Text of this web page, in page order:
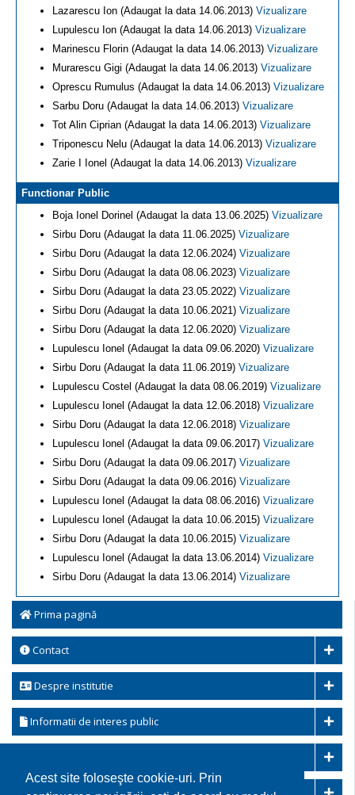
Acest site foloseşte cookie-uri. Prin
Prima pagină
Contact
Despre institutie
Informatii de interes public
Lazarescu Ion (Adaugat la data 14.06.2013) Vizualizare
Lupulescu Ion (Adaugat la data 14.06.2013) Vizualizare
Marinescu Florin (Adaugat la data 14.06.2013) Vizualizare
Murarescu Gigi (Adaugat la data 14.06.2013) Vizualizare
Oprescu Rumulus (Adaugat la data 14.06.2013) Vizualizare
Sarbu Doru (Adaugat la data 14.06.2013) Vizualizare
Tot Alin Ciprian (Adaugat la data 14.06.2013) Vizualizare
Triponescu Nelu (Adaugat la data 14.06.2013) Vizualizare
Zarie I Ionel (Adaugat la data 14.06.2013) Vizualizare
Functionar Public
Boja Ionel Dorinel (Adaugat la data 13.06.2025) Vizualizare
Sirbu Doru (Adaugat la data 11.06.2025) Vizualizare
Sirbu Doru (Adaugat la data 12.06.2024) Vizualizare
Sirbu Doru (Adaugat la data 08.06.2023) Vizualizare
Sirbu Doru (Adaugat la data 23.05.2022) Vizualizare
Sirbu Doru (Adaugat la data 10.06.2021) Vizualizare
Sirbu Doru (Adaugat la data 12.06.2020) Vizualizare
Lupulescu Ionel (Adaugat la data 09.06.2020) Vizualizare
Sirbu Doru (Adaugat la data 11.06.2019) Vizualizare
Lupulescu Costel (Adaugat la data 08.06.2019) Vizualizare
Lupulescu Ionel (Adaugat la data 12.06.2018) Vizualizare
Sirbu Doru (Adaugat la data 12.06.2018) Vizualizare
Lupulescu Ionel (Adaugat la data 09.06.2017) Vizualizare
Sirbu Doru (Adaugat la data 09.06.2017) Vizualizare
Sirbu Doru (Adaugat la data 09.06.2016) Vizualizare
Lupulescu Ionel (Adaugat la data 08.06.2016) Vizualizare
Lupulescu Ionel (Adaugat la data 10.06.2015) Vizualizare
Sirbu Doru (Adaugat la data 10.06.2015) Vizualizare
Lupulescu Ionel (Adaugat la data 13.06.2014) Vizualizare
Sirbu Doru (Adaugat la data 13.06.2014) Vizualizare